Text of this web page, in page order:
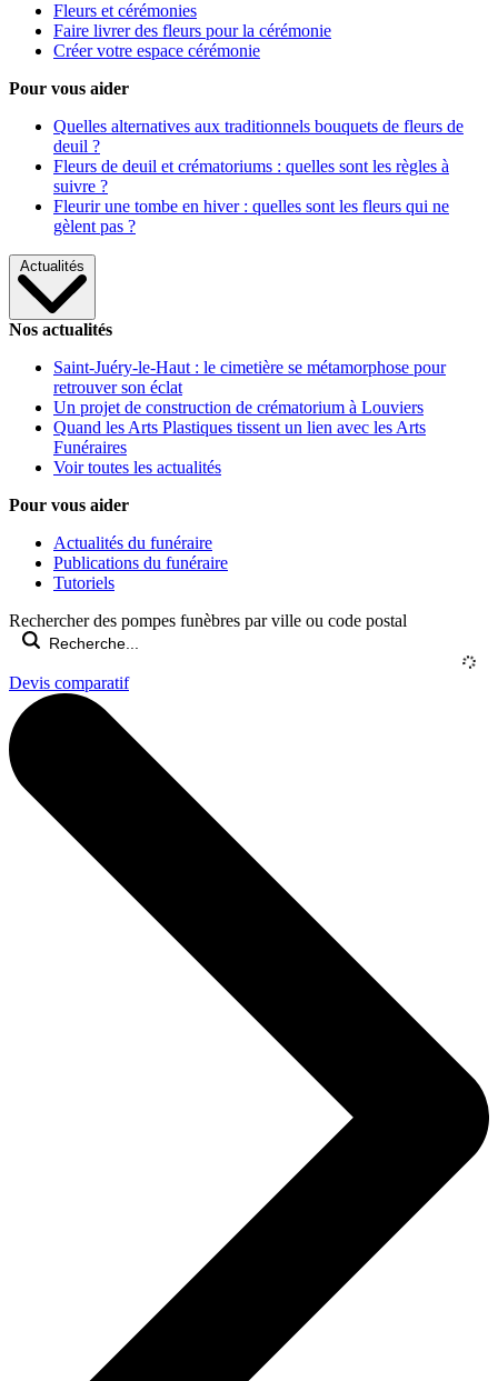
Fleurs et cérémonies
Faire livrer des fleurs pour la cérémonie
Créer votre espace cérémonie
Pour vous aider
Quelles alternatives aux traditionnels bouquets de fleurs de
deuil ?
Fleurs de deuil et crématoriums : quelles sont les règles à
suivre ?
Fleurir une tombe en hiver : quelles sont les fleurs qui ne
gèlent pas ?
Actualités
Nos actualités
Saint-Juéry-le-Haut : le cimetière se métamorphose pour
retrouver son éclat
Un projet de construction de crématorium à Louviers
Quand les Arts Plastiques tissent un lien avec les Arts
Funéraires
Voir toutes les actualités
Pour vous aider
Actualités du funéraire
Publications du funéraire
Tutoriels
Rechercher des pompes funèbres par ville ou code postal
Devis comparatif